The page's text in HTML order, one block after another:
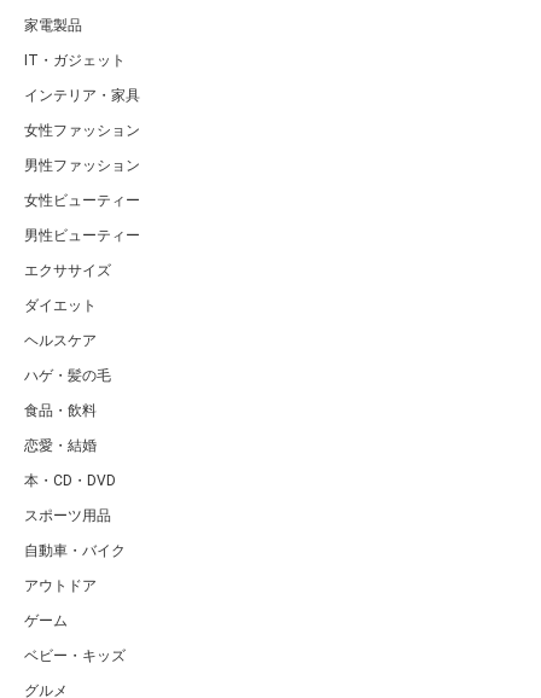
家電製品
IT・ガジェット
インテリア・家具
女性ファッション
男性ファッション
女性ビューティー
男性ビューティー
エクササイズ
ダイエット
ヘルスケア
ハゲ・髪の毛
食品・飲料
恋愛・結婚
本・CD・DVD
スポーツ用品
自動車・バイク
アウトドア
ゲーム
ベビー・キッズ
グルメ